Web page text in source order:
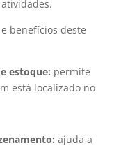
benefícios deste
estoque: permite
está localizado no
ajuda a